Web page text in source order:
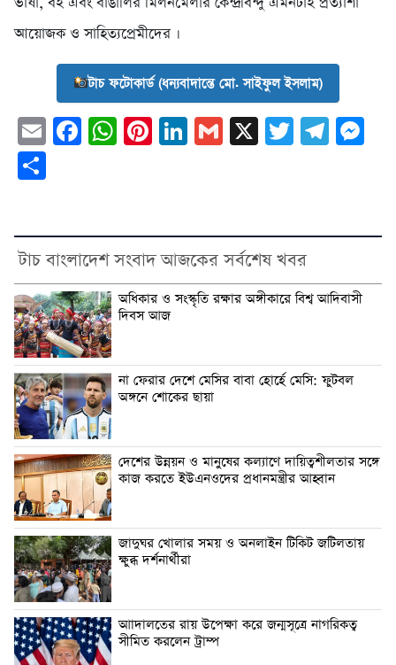
আয়োজক ও সাহিত্যপ্রেমীদের ।
টাচ ফটোকার্ড (ধন্যবাদান্তে মো. সাইফুল ইসলাম)
EmailFacebook
WhatsApp
Pinterest
LinkedIn
Gmail
X Twitter
টাচ বাংলাদেশ সংবাদ আজকের সর্বশেষ খবর
অধিকার ও সংস্কৃতি রক্ষার অঙ্গীকারে বিশ্ব আদিবাসী
দিবস আজ
না ফেরার দেশে মেসির বাবা হোর্হে মেসি: ফুটবল
অঙ্গনে শোকের ছায়া
দেশের উন্নয়ন ও মানুষের কল্যাণে দায়িত্বশীলতার সঙ্গে
কাজ করতে ইউএনওদের প্রধানমন্ত্রীর আহ্বান
জাদুঘর খোলার সময় ও অনলাইন টিকিট জটিলতায়
ক্ষুব্ধ দর্শনার্থীরা
আাদালতের রায় উপেক্ষা করে জন্মসূত্রে নাগরিকত্ব
সীমিত করলেন ট্রাম্প